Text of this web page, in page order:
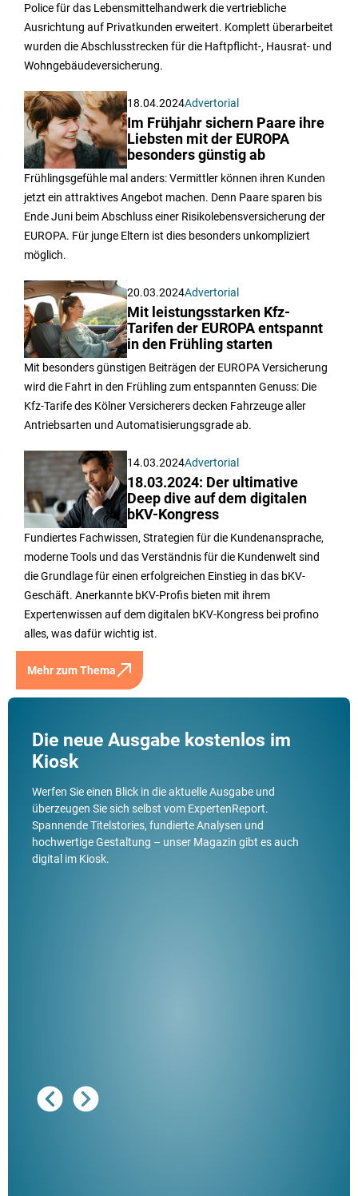
Police für das Lebensmittelhandwerk die vertriebliche
Ausrichtung auf Privatkunden erweitert. Komplett überarbeitet
wurden die Abschlusstrecken für die Haftpflicht-, Hausrat- und
Wohngebäudeversicherung.
18.04.2024Advertorial
Im Frühjahr sichern Paare ihre
Liebsten mit der EUROPA
besonders günstig ab
Frühlingsgefühle mal anders: Vermittler können ihren Kunden
jetzt ein attraktives Angebot machen. Denn Paare sparen bis
Ende Juni beim Abschluss einer Risikolebensversicherung der
EUROPA. Für junge Eltern ist dies besonders unkompliziert
möglich.
20.03.2024Advertorial
Mit leistungsstarken Kfz-
Tarifen der EUROPA entspannt
in den Frühling starten
Mit besonders günstigen Beiträgen der EUROPA Versicherung
wird die Fahrt in den Frühling zum entspannten Genuss: Die
Kfz-Tarife des Kölner Versicherers decken Fahrzeuge aller
Antriebsarten und Automatisierungsgrade ab.
14.03.2024Advertorial
18.03.2024: Der ultimative
Deep dive auf dem digitalen
bKV-Kongress
Fundiertes Fachwissen, Strategien für die Kundenansprache,
moderne Tools und das Verständnis für die Kundenwelt sind
die Grundlage für einen erfolgreichen Einstieg in das bKV-
Geschäft. Anerkannte bKV-Profis bieten mit ihrem
Expertenwissen auf dem digitalen bKV-Kongress bei profino
alles, was dafür wichtig ist.
Mehr zum Thema
Die neue Ausgabe kostenlos im
Kiosk
Werfen Sie einen Blick in die aktuelle Ausgabe und
überzeugen Sie sich selbst vom ExpertenReport.
Spannende Titelstories, fundierte Analysen und
hochwertige Gestaltung – unser Magazin gibt es auch
digital im Kiosk.